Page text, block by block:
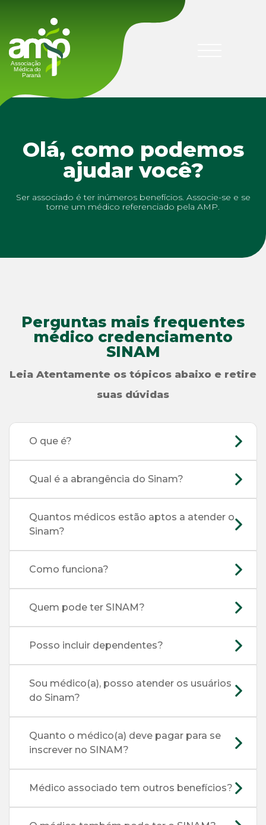
Olá, como podemos
ajudar você?
Ser associado é ter inúmeros benefícios. Associe-se e se
torne um médico referenciado pela AMP.
Perguntas mais frequentes
médico credenciamento
SINAM
Leia Atentamente os tópicos abaixo e retire
suas dúvidas
O que é?
Qual é a abrangência do Sinam?
Quantos médicos estão aptos a atender o
Sinam?
Como funciona?
Quem pode ter SINAM?
Posso incluir dependentes?
Sou médico(a), posso atender os usuários
do Sinam?
Quanto o médico(a) deve pagar para se
inscrever no SINAM?
Médico associado tem outros benefícios?